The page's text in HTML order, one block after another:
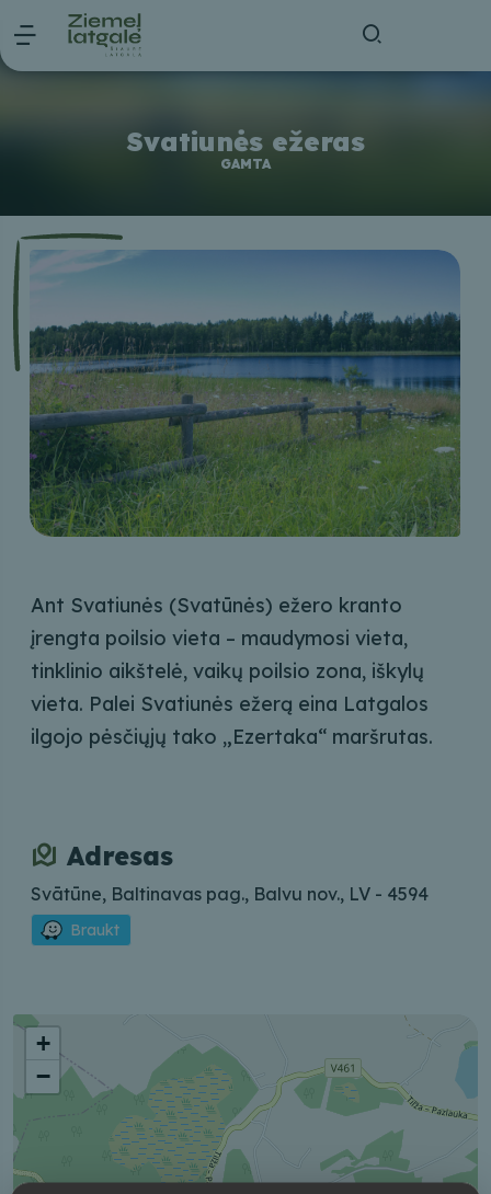
Svatiunės ežeras
GAMTA
Ant Svatiunės (Svatūnės) ežero kranto
įrengta poilsio vieta – maudymosi vieta,
tinklinio aikštelė, vaikų poilsio zona, iškylų
vieta. Palei Svatiunės ežerą eina Latgalos
ilgojo pėsčiųjų tako „Ezertaka“ maršrutas.
Adresas
Svātūne, Baltinavas pag., Balvu nov., LV - 4594
Braukt
+
−